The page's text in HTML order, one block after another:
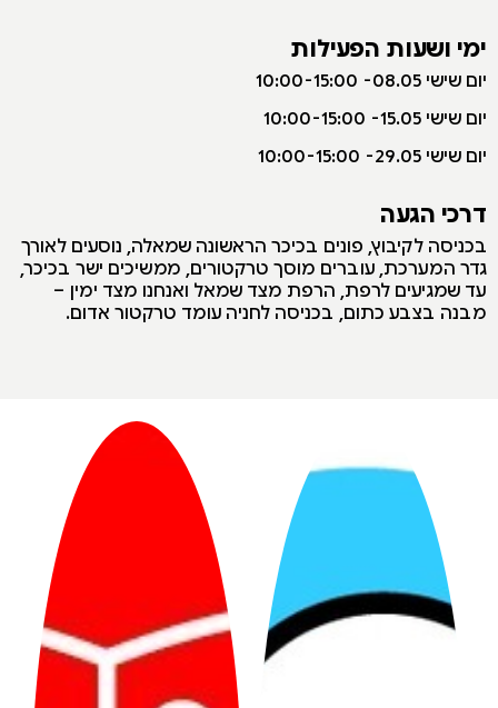
ימי ושעות הפעילות
יום שישי 08.05- 10:00-15:00
יום שישי 15.05- 10:00-15:00
יום שישי 29.05- 10:00-15:00
דרכי הגעה
בכניסה לקיבוץ, פונים בכיכר הראשונה שמאלה, נוסעים לאורך
גדר המערכת, עוברים מוסך טרקטורים, ממשיכים ישר בכיכר,
עד שמגיעים לרפת, הרפת מצד שמאל ואנחנו מצד ימין –
מבנה בצבע כתום, בכניסה לחניה עומד טרקטור אדום.